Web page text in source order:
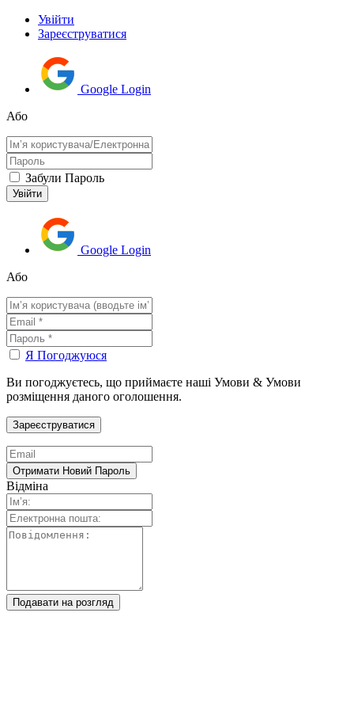
Увійти
Зареєструватися
Google Login
Або
Забули Пароль
Google Login
Або
Я Погоджуюся
Ви погоджуєтесь, що приймаєте наші Умови & Умови
розміщення даного оголошення.
Відміна